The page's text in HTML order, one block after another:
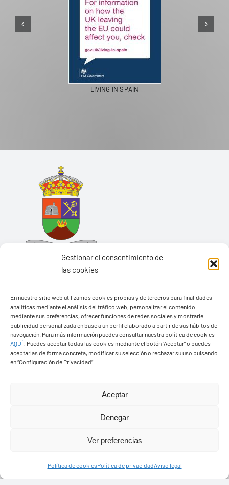
Gestionar el consentimiento de
las cookies
En nuestro sitio web utilizamos cookies propias y de terceros para finalidades
analíticas mediante el análisis del tráfico web, personalizar el contenido
mediante sus preferencias, ofrecer funciones de redes sociales y mostrarle
publicidad personalizada en base a un perfil elaborado a partir de sus hábitos de
navegación. Para más información puedes consultar nuestra política de cookies
AQUÍ
Puedes aceptar todas las cookies mediante el botón “Aceptar” o puedes
aceptarlas de forma concreta, modificar su selección o rechazar su uso pulsando
en “Configuración de Privacidad”.
Aceptar
Denegar
Ver preferencias
Política de cookiesPolítica de privacidadAviso legal
LIVING IN SPAIN
Ayuntamiento de Yaiza
Pza. de Los Remedios, 1
35570 – Yaiza
Tel:928 83 62 20
© Copyright2026 Ayuntamiento de Yaiza - Todos los